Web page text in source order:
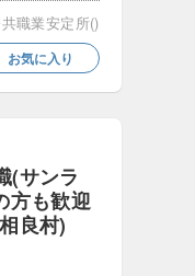
職業安定所()
お気に入り
(サンラ
方も歓迎
良村)